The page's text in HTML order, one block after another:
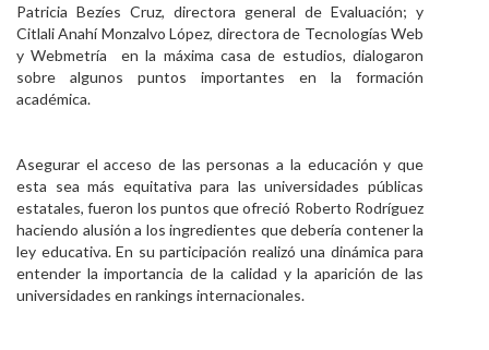
Patricia Bezíes Cruz, directora general de Evaluación; y
Citlali Anahí Monzalvo López, directora de Tecnologías Web
y Webmetría en la máxima casa de estudios, dialogaron
sobre algunos puntos importantes en la formación
académica.
Asegurar el acceso de las personas a la educación y que
esta sea más equitativa para las universidades públicas
estatales, fueron los puntos que ofreció Roberto Rodríguez
haciendo alusión a los ingredientes que debería contener la
ley educativa. En su participación realizó una dinámica para
entender la importancia de la calidad y la aparición de las
universidades en rankings internacionales.